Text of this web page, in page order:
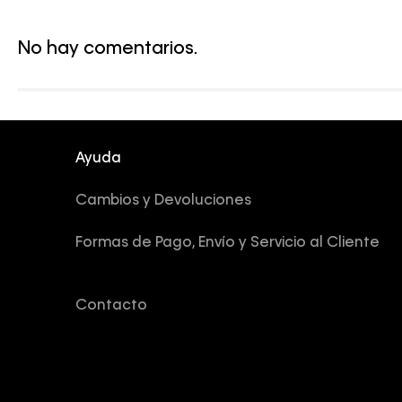
No hay comentarios.
Ayuda
Cambios y Devoluciones
Formas de Pago, Envío y Servicio al Cliente
Contacto